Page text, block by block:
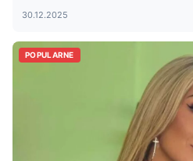
30.12.2025
POPULARNE